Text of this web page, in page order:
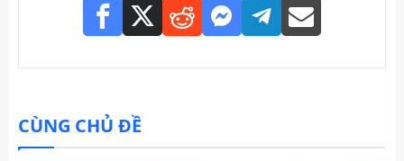
CÙNG CHỦ ĐỀ